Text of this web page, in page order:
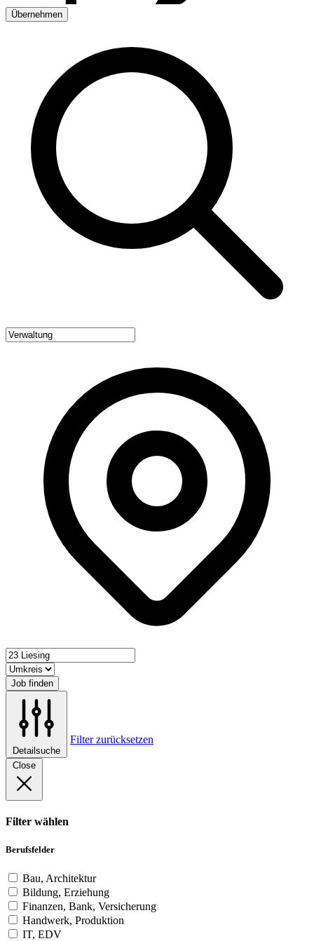
Übernehmen
Job finden
Detailsuche
Filter zurücksetzen
Close
Filter wählen
Berufsfelder
Bau, Architektur
Bildung, Erziehung
Finanzen, Bank, Versicherung
Handwerk, Produktion
IT, EDV